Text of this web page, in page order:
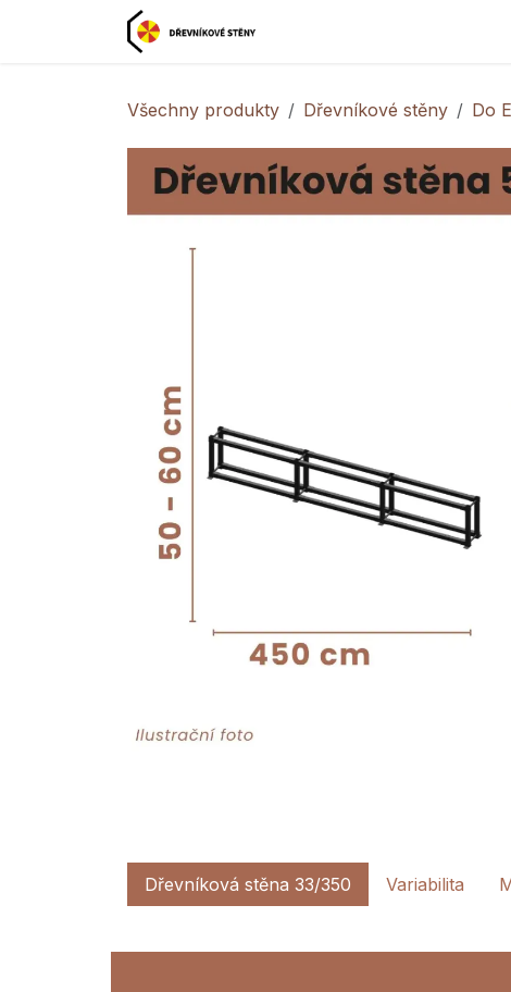
Všechny produkty Dřevníkové stěny Do
Dřevníková stěna 33/350 Variabilita